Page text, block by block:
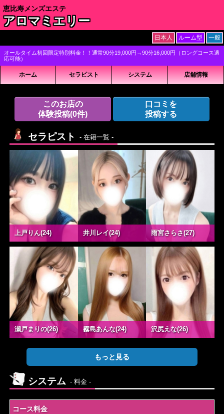
恵比寿メンズエステ
アロマミエリー
日本人 ルーム型 一般
オールタイム初回限定特別料金！！通常90分19,000円→90分16,000円（ロングコース適
応可能）
ホーム セラピスト システム 店舗情報
このお店の
体験投稿(0件)
口コミを
投稿する
セラピスト - 在籍一覧 -
上戸りん(24) 井川レイ(24) 雨宮さらさ(27)
瀬戸まりの(26) 霧島あんな(24) 沢尻えな(26)
もっと見る
システム - 料金 -
コース料金